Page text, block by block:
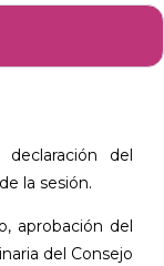
del
la sesión.
aprobación del
del Consejo